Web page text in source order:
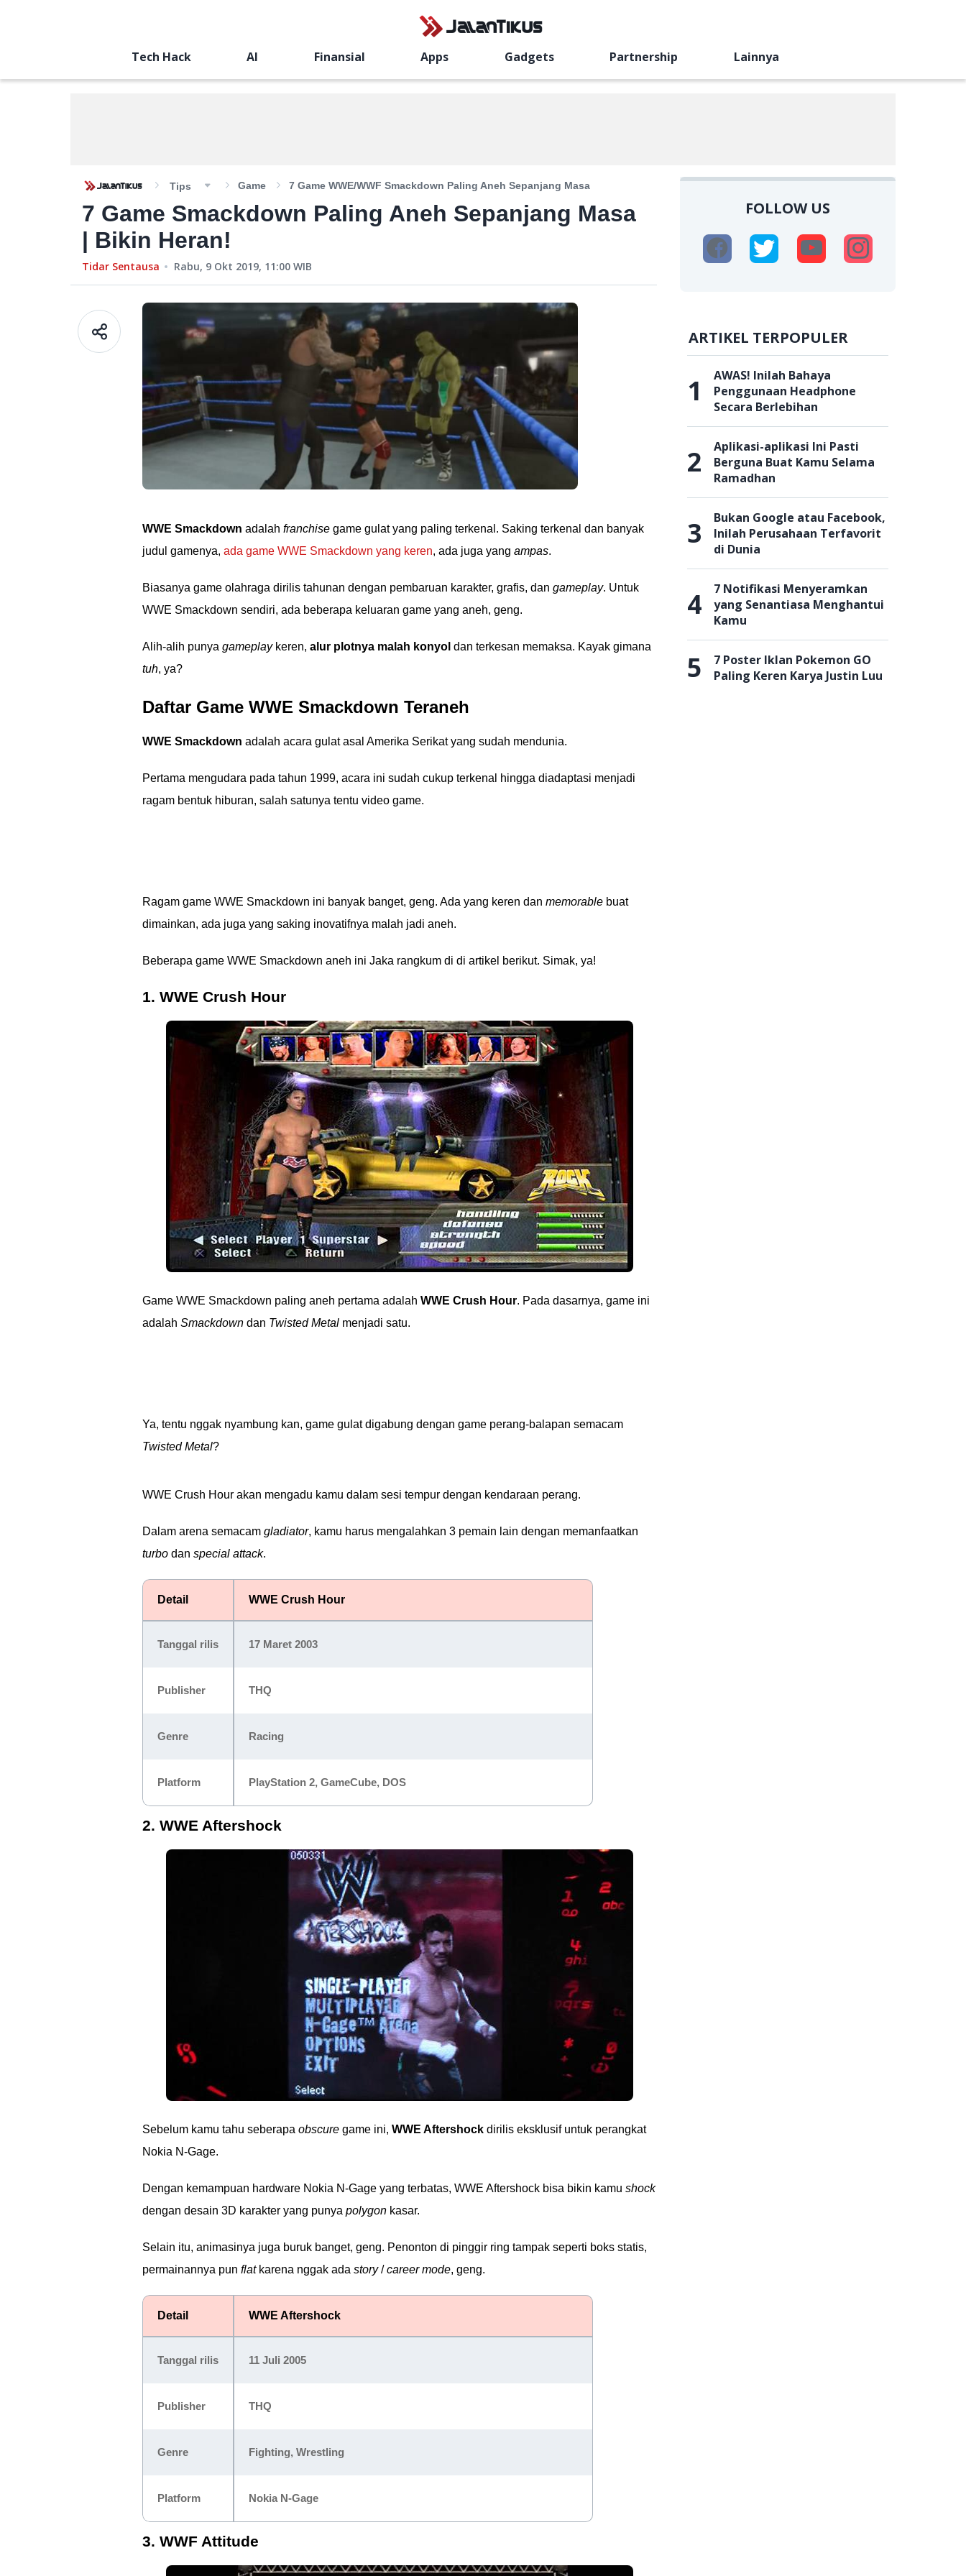
Tech Hack AI Finansial Apps Gadgets Partnership Lainnya
Tips Game 7 Game WWE/WWF Smackdown Paling Aneh Sepanjang Masa
7 Game Smackdown Paling Aneh Sepanjang Masa
| Bikin Heran!
Tidar Sentausa Rabu, 9 Okt 2019, 11:00 WIB
WWE Smackdown adalah franchise game gulat yang paling terkenal. Saking terkenal dan banyak
judul gamenya, ada game WWE Smackdown yang keren, ada juga yang ampas.
Biasanya game olahraga dirilis tahunan dengan pembaruan karakter, grafis, dan gameplay. Untuk
WWE Smackdown sendiri, ada beberapa keluaran game yang aneh, geng.
Alih-alih punya gameplaykeren, alur plotnya malah konyol dan terkesan memaksa. Kayak gimana
tuh, ya?
Daftar Game WWE Smackdown Teraneh
WWE Smackdown adalah acara gulat asal Amerika Serikat yang sudah mendunia.
Pertama mengudara pada tahun 1999, acara ini sudah cukup terkenal hingga diadaptasi menjadi
ragam bentuk hiburan, salah satunya tentu video game.
Ragam game WWE Smackdown ini banyak banget, geng. Ada yang keren dan memorable buat
dimainkan, ada juga yang saking inovatifnya malah jadi aneh.
Beberapa game WWE Smackdown aneh ini Jaka rangkum di di artikel berikut. Simak, ya!
1. WWE Crush Hour
Game WWE Smackdown paling aneh pertama adalah WWE Crush Hour. Pada dasarnya, game ini
adalah Smackdown dan Twisted Metal menjadi satu.
Ya, tentu nggak nyambung kan, game gulat digabung dengan game perang-balapan semacam
Twisted Metal?
WWE Crush Hour akan mengadu kamu dalam sesi tempur dengan kendaraan perang.
Dalam arena semacam gladiator, kamu harus mengalahkan 3 pemain lain dengan memanfaatkan
turbo dan special attack.
Detail WWE Crush Hour
Tanggal rilis 17 Maret 2003
Publisher THQ
Genre Racing
Platform PlayStation 2, GameCube, DOS
2. WWE Aftershock
Sebelum kamu tahu seberapa obscure game ini, WWE Aftershock dirilis eksklusif untuk perangkat
Nokia N-Gage.
Dengan kemampuan hardware Nokia N-Gage yang terbatas, WWE Aftershock bisa bikin kamu shock
dengan desain 3D karakter yang punya polygon kasar.
Selain itu, animasinya juga buruk banget, geng. Penonton di pinggir ring tampak seperti boks statis,
permainannya pun flatkarena nggak ada story/career mode, geng.
Detail WWE Aftershock
Tanggal rilis 11 Juli 2005
Publisher THQ
Genre Fighting, Wrestling
Platform Nokia N-Gage
3. WWF Attitude
FOLLOW US
ARTIKEL TERPOPULER
1
AWAS! Inilah Bahaya
Penggunaan Headphone
Secara Berlebihan
2
Aplikasi-aplikasi Ini Pasti
Berguna Buat Kamu Selama
Ramadhan
3
Bukan Google atau Facebook,
Inilah Perusahaan Terfavorit
di Dunia
4
7 Notifikasi Menyeramkan
yang Senantiasa Menghantui
Kamu
5
7 Poster Iklan Pokemon GO
Paling Keren Karya Justin Luu